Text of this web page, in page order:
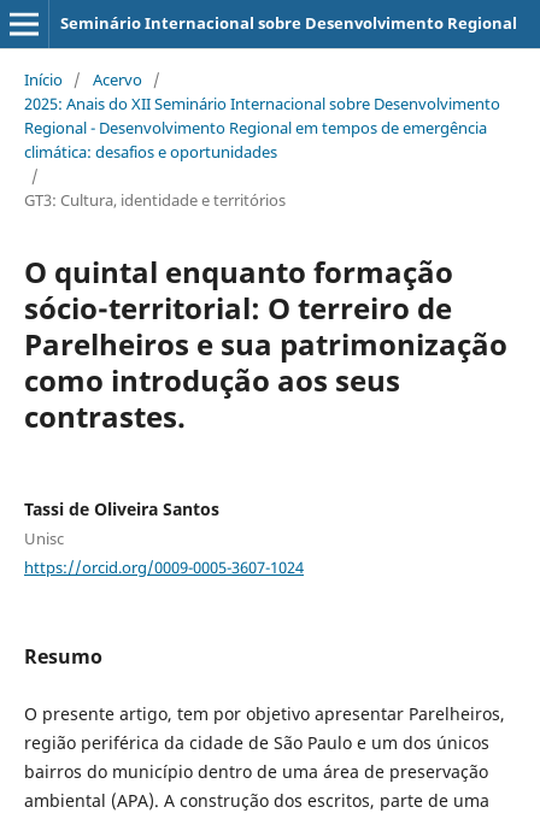
Seminário Internacional sobre Desenvolvimento Regional
Início / Acervo /
2025: Anais do XII Seminário Internacional sobre Desenvolvimento
Regional - Desenvolvimento Regional em tempos de emergência
climática: desafios e oportunidades
/
GT3: Cultura, identidade e territórios
O quintal enquanto formação
sócio-territorial: O terreiro de
Parelheiros e sua patrimonização
como introdução aos seus
contrastes.
Tassi de Oliveira Santos
Unisc
https://orcid.org/0009-0005-3607-1024
Resumo
O presente artigo, tem por objetivo apresentar Parelheiros,
região periférica da cidade de São Paulo e um dos únicos
bairros do município dentro de uma área de preservação
ambiental (APA). A construção dos escritos, parte de uma